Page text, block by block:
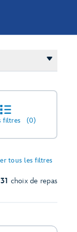
filtres (0)
tous les filtres
31 choix de repas